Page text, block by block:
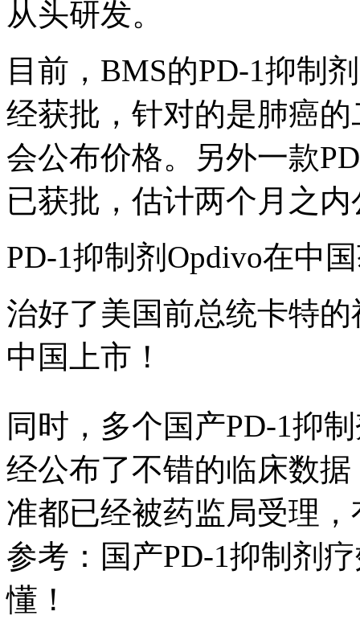
从头研发。
目前，BMS的PD-1抑制
经获批，针对的是肺癌
会公布价格。另外一款
已获批，估计两个月之
PD-1抑制剂Opdivo在中
治好了美国前总统卡特
中国上市！
同时，多个国产PD-1抑
经公布了不错的临床数
准都已经被药监局受理
参考：国产PD-1抑制剂
懂！